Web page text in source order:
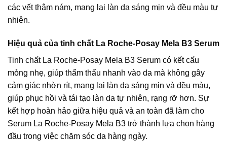
các vết thâm nám, mang lại làn da sáng mịn và đều màu tự
nhiên.
Hiệu quả của tinh chất La Roche-Posay Mela B3 Serum
Tinh chất La Roche-Posay Mela B3 Serum có kết cấu
mỏng nhẹ, giúp thẩm thấu nhanh vào da mà không gây
cảm giác nhờn rít, mang lại làn da sáng mịn và đều màu,
giúp phục hồi và tái tạo làn da tự nhiên, rạng rỡ hơn. Sự
kết hợp hoàn hảo giữa hiệu quả và an toàn đã làm cho
Serum La Roche-Posay Mela B3 trở thành lựa chọn hàng
đầu trong việc chăm sóc da hàng ngày.